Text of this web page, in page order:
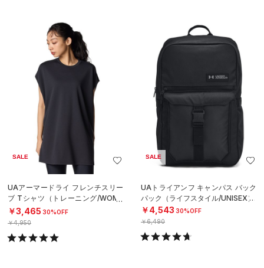
SALE
UAアーマードライ フレンチスリー
ブ Tシャツ（トレーニング/WOME
N）
￥3,465 30%OFF
￥4,950
SALE
UAトライアンフ キャンパス バック
パック（ライフスタイル/UNISEX）
￥4,543 30%OFF
￥6,490